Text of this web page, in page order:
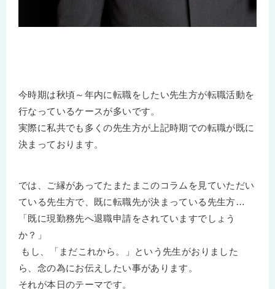
今時期は秋頃～年内に転職をしたい先生方が転職活動を
行なっているケースが多いです。
実際に私共でも多くの先生方が上記時期での転職が既に
決まっております。
では、ご縁があってたまたまこのコラムを見ていただい
ている先生方で、既に転職先が決まっている先生方…
「既に現勤務先へ退職申請をされていますでしょう
か？」
もし、「まだこれから。」という先生がおりました
ら、念の為にお伝えしたい事があります。
それが本日のテーマです。